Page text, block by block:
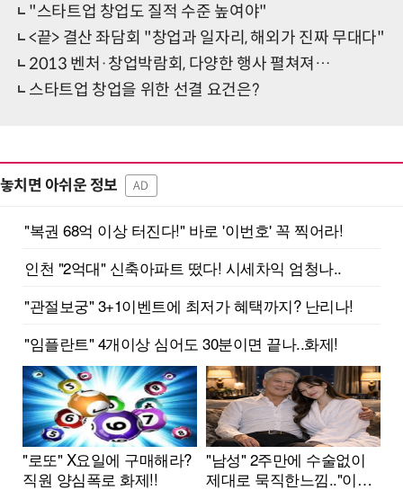
"스타트업 창업도 질적 수준 높여야"
<끝> 결산 좌담회 "창업과 일자리, 해외가 진짜 무대다"
2013 벤처·창업박람회, 다양한 행사 펼쳐져…
스타트업 창업을 위한 선결 요건은?
놓치면 아쉬운 정보 AD